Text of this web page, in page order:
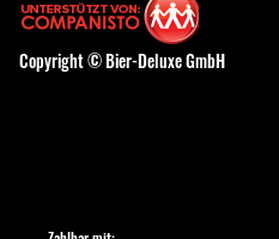
Copyright © Bier-Deluxe GmbH